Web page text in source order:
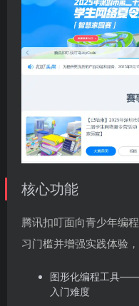
核心功能
腾讯扣叮面向青少年编
习门槛并增强实践体验
图形化编程工具——
入门难度